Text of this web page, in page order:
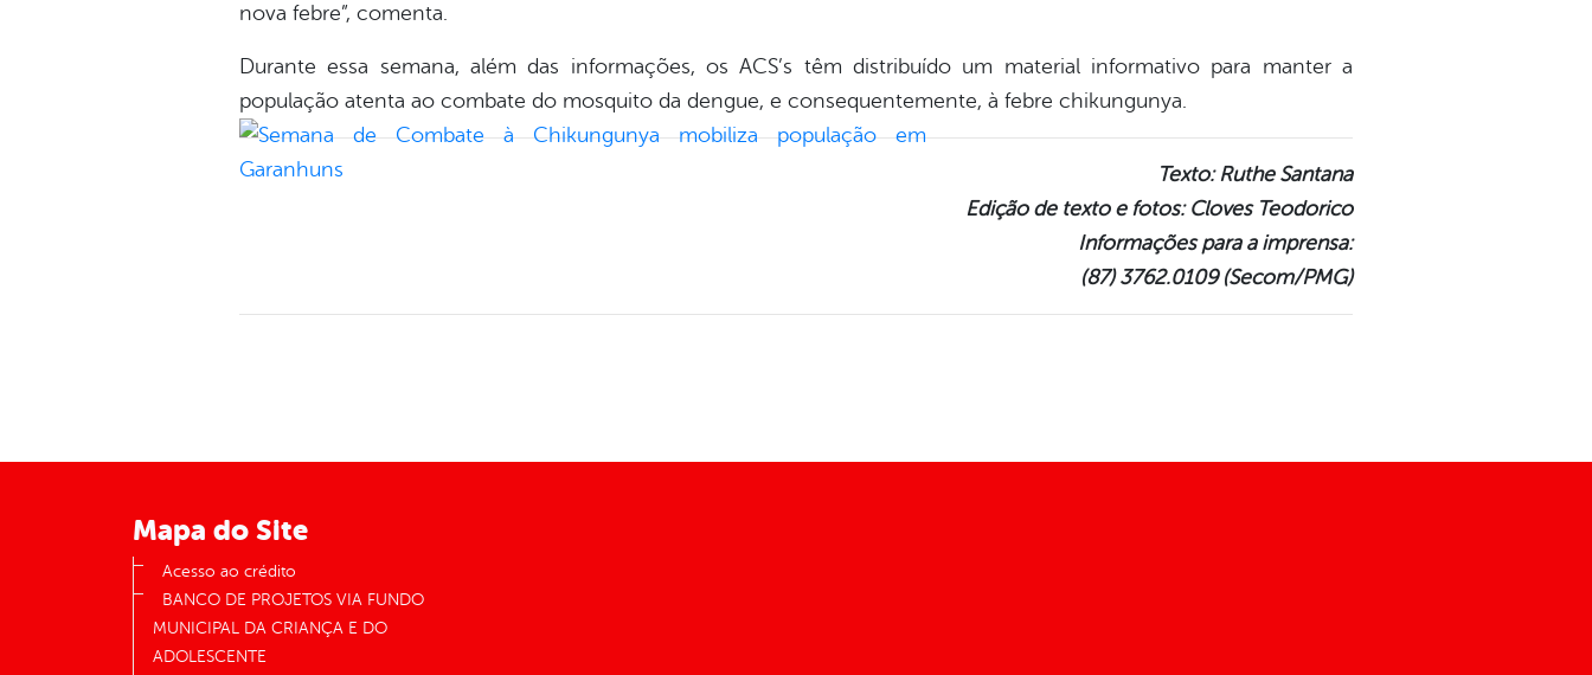
nova febre”, comenta.
Durante essa semana, além das informações, os ACS’s têm distribuído um material informativo para manter a
população atenta ao combate do mosquito da dengue, e consequentemente, à febre chikungunya.
Texto: Ruthe Santana
Edição de texto e fotos: Cloves Teodorico
Informações para a imprensa:
(87) 3762.0109 (Secom/PMG)
Mapa do Site
Acesso ao crédito
BANCO DE PROJETOS VIA FUNDO
MUNICIPAL DA CRIANÇA E DO
ADOLESCENTE